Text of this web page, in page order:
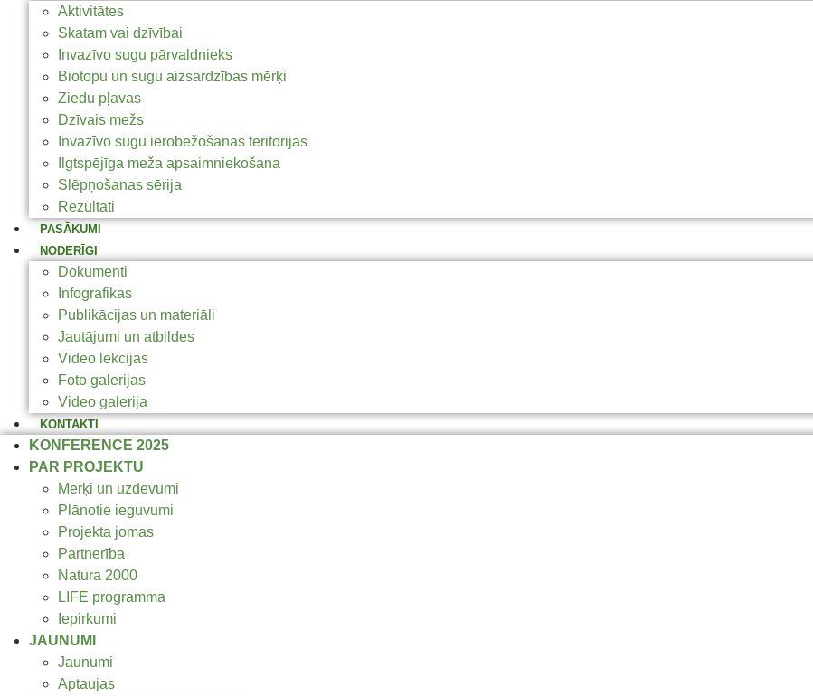
Aktivitātes
Skatam vai dzīvībai
Invazīvo sugu pārvaldnieks
Biotopu un sugu aizsardzības mērķi
Ziedu pļavas
Dzīvais mežs
Invazīvo sugu ierobežošanas teritorijas
Ilgtspējīga meža apsaimniekošana
Slēpņošanas sērija
Rezultāti
PASĀKUMI
NODERĪGI
Dokumenti
Infografikas
Publikācijas un materiāli
Jautājumi un atbildes
Video lekcijas
Foto galerijas
Video galerija
KONTAKTI
KONFERENCE 2025
PAR PROJEKTU
Mērķi un uzdevumi
Plānotie ieguvumi
Projekta jomas
Partnerība
Natura 2000
LIFE programma
Iepirkumi
JAUNUMI
Jaunumi
Aptaujas